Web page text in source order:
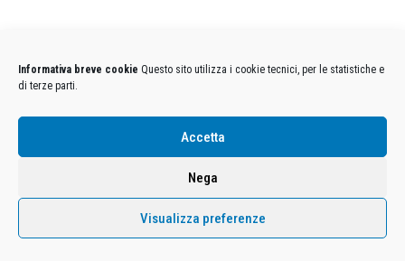
Informativa breve cookie Questo sito utilizza i cookie tecnici, per le statistiche e
di terze parti.
Accetta
Nega
Visualizza preferenze